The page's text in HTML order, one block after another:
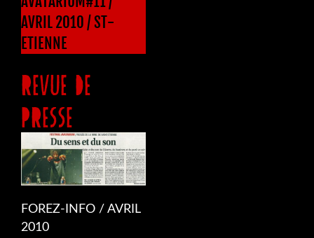
AVRIL 2010 / ST-
ETIENNE
REVUE DE
PRESSE
FOREZ-INFO / AVRIL
2010